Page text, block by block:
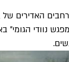
האדירים של
נוודי הגומי"